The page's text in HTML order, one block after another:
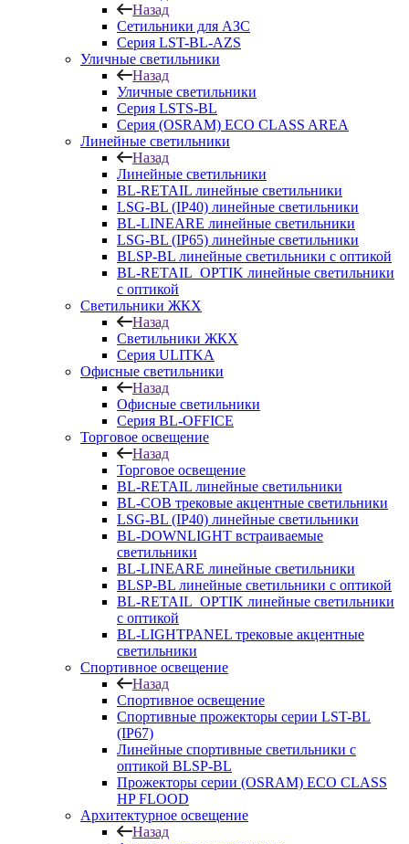
Назад
Сетильники для АЗС
Серия LST-BL-AZS
Уличные светильники
Назад
Уличные светильники
Серия LSTS-BL
Серия (ОSRAM) ECO CLASS AREA
Линейные светильники
Назад
Линейные светильники
BL-RETAIL линейные светильники
LSG-BL (IP40) линейные светильники
BL-LINEARE линейные светильники
LSG-BL (IP65) линейные светильники
BLSP-BL линейные светильники с оптикой
BL-RETAIL_OPTIK линейные светильники
с оптикой
Светильники ЖКХ
Назад
Светильники ЖКХ
Серия ULITKA
Офисные светильники
Назад
Офисные светильники
Серия BL-OFFICE
Торговое освещение
Назад
Торговое освещение
BL-RETAIL линейные светильники
BL-COB трековые акцентные светильники
LSG-BL (IP40) линейные светильники
BL-DOWNLIGHT встраиваемые
светильники
BL-LINEARE линейные светильники
BLSP-BL линейные светильники с оптикой
BL-RETAIL_OPTIK линейные светильники
с оптикой
BL-LIGHTPANEL трековые акцентные
светильники
Спортивное освещение
Назад
Спортивное освещение
Спортивные прожекторы серии LST-BL
(IP67)
Линейные спортивные светильники с
оптикой BLSP-BL
Прожекторы серии (OSRAM) ECO CLASS
HP FLOOD
Архитектурное освещение
Назад